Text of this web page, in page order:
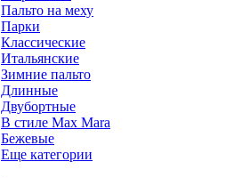
Пальто на меху
Парки
Классические
Итальянские
Зимние пальто
Длинные
Двубортные
В стиле Max Mara
Бежевые
Еще категории